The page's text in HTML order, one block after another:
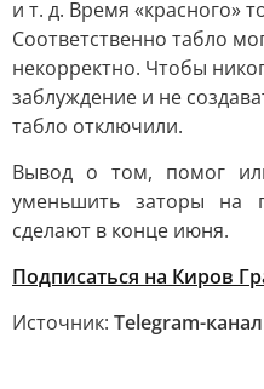
и т. д. Время «красного»
Соответственно табло
некорректно. Чтобы
заблуждение и не
табло отключили.
Вывод о том, помог
уменьшить заторы на
сделают в конце июня.
Подписаться на Киров
Источник: Telegram-